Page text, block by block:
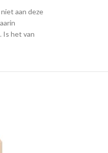
aan deze
Is het van